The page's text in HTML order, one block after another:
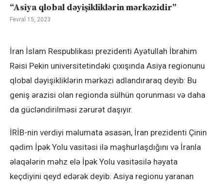
“Asiya qlobal dəyişikliklərin mərkəzidir”
Fevral 15, 2023
İran İslam Respublikası prezidenti Ayətullah İbrahim
Rəisi Pekin universitetindəki çıxışında Asiya regionunu
qlobal dəyişikliklərin mərkəzi adlandıraraq deyib: Bu
geniş ərazisi olan regionda sülhün qorunması və daha
da gücləndirilməsi zərurət daşıyır.
İRİB-nin verdiyi məlumata əsasən, İran prezidenti Çinin
qədim İpək Yolu vasitəsi ilə məşhurlaşdığını və İranla
əlaqələrin məhz elə İpək Yolu vasitəsilə həyata
keçdiyini qeyd edərək deyib: Asiya regionu yaranan